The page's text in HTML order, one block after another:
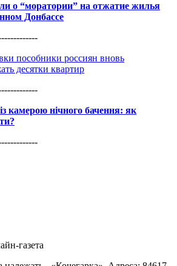
о “моратории” на отжатие жилья
Донбассе
пособники россиян вновь
десятки квартир
камерою нічного бачення: як
газета